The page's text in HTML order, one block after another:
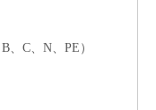
、C、N、PE）